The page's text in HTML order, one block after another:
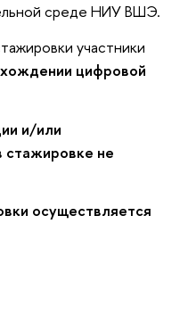
среде НИУ ВШЭ.
участники
цифровой
и/или
стажировке не
осуществляется